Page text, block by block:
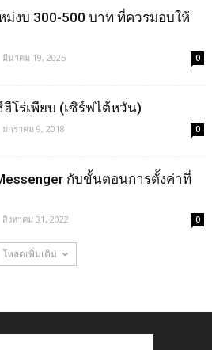
งบ 300-500 บาท ที่ควรมอบให้
มีนาคม 19, 2025 0
โร่เพียบ (เซิร์ฟไต้หวัน)
มกราคม 9, 2018 0
กับขั้นตอนการตั้งค่าที่
สิงหาคม 31, 2022 0
โหลดเพิ่มเติม